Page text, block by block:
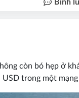
Bình
còn bó hẹp ở
trong một